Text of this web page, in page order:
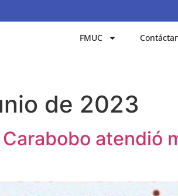
FMUC
de 2023
atendió